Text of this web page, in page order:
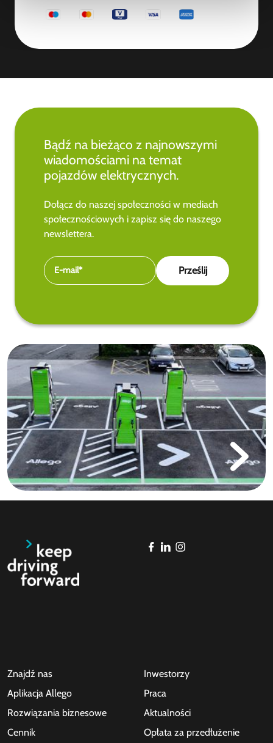
Bądź na bieżąco z najnowszymi
wiadomościami na temat
pojazdów elektrycznych.
Dołącz do naszej społeczności w mediach
społecznościowych i zapisz się do naszego
newslettera.
Znajdź nas
Aplikacja Allego
Rozwiązania biznesowe
Cennik
Inwestorzy
Praca
Aktualności
Opłata za przedłużenie